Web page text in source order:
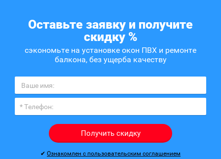
Оставьте заявку и получите
скидку %
сэкономьте на установке окон ПВХ и ремонте
балкона, без ущерба качеству
Получить скидку
✔ Ознакомлен с пользовательским соглашением